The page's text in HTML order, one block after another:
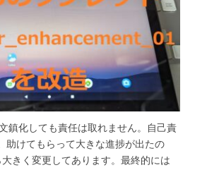
鎮化しても責任は取れません。自己責
助けてもらって大きな進捗が出たの
きく変更してあります。最終的には